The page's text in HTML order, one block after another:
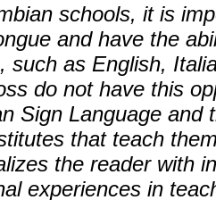
schools, it is
and have the
such as English,
do not have this
Sign Language and
that teach
the reader with
experiences in